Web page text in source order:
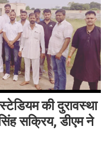
की दुरावस्था
सक्रिय, डीएम ने